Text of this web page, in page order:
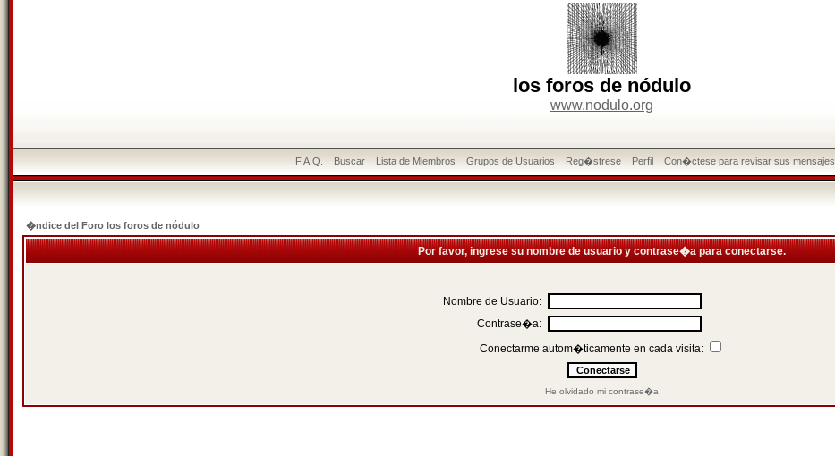
los foros de nódulo
www.nodulo.org
F.A.Q. Buscar Lista de Miembros Grupos de Usuarios Reg�strese Perfil Con�ctese para revisar sus mensajes
�ndice del Foro los foros de nódulo
Por favor, ingrese su nombre de usuario y contrase�a para conectarse.
Nombre de Usuario:
Contrase�a:
Conectarme autom�ticamente en cada visita:
He olvidado mi contrase�a